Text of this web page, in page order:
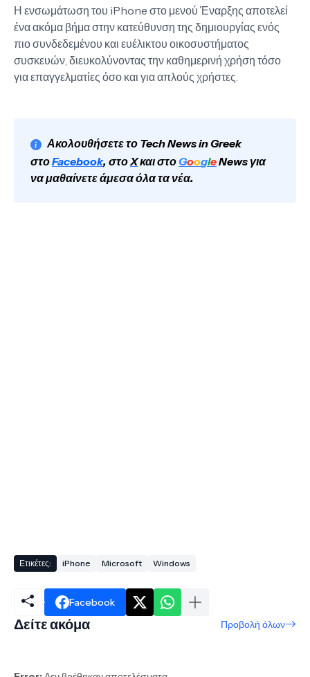
Η ενσωμάτωση του iPhone στο μενού Έναρξης αποτελεί
ένα ακόμα βήμα στην κατεύθυνση της δημιουργίας ενός
πιο συνδεδεμένου και ευέλικτου οικοσυστήματος
συσκευών, διευκολύνοντας την καθημερινή χρήση τόσο
για επαγγελματίες όσο και για απλούς χρήστες.
Ακολουθήσετε το Tech News in Greek
στοFacebook, στοXκαι στο GoogleNews για
να μαθαίνετε άμεσα όλα τα νέα.
Ετικέτες: iPhone Microsoft Windows
Facebook
Δείτε ακόμα Προβολή όλων